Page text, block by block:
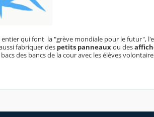
qui font la "grève mondiale pour le futur",
fabriquer des petits panneauxou des
des bancs de la cour avec les élèves